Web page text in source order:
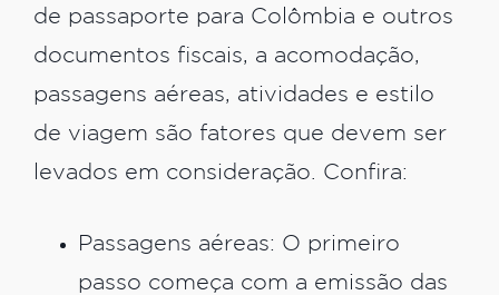
de passaporte para Colômbia e outros
documentos fiscais, a acomodação,
passagens aéreas, atividades e estilo
de viagem são fatores que devem ser
levados em consideração. Confira:
Passagens aéreas: O primeiro
passo começa com a emissão das